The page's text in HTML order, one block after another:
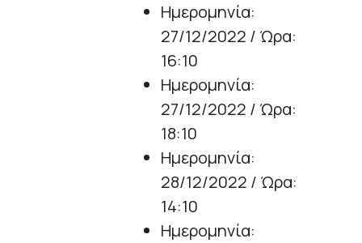
Ημερομηνία:
27/12/2022 / Ώρα:
16:10
Ημερομηνία:
27/12/2022 / Ώρα:
18:10
Ημερομηνία:
28/12/2022 / Ώρα:
14:10
Ημερομηνία: